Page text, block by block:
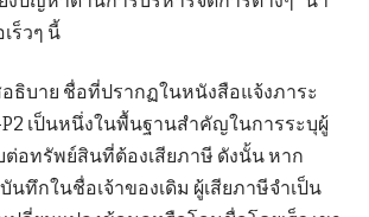
ร็วๆ นี้
ธิบาย ชื่อที่ปรากฏในหนังสือแจ้งภาระ
P2 เป็นหนึ่งในพื้นฐานสำคัญในการระบุผู้
อทรัพย์สินที่ต้องเสียภาษี ดังนั้น หาก
ทึกในชื่อเจ้าของเดิม ผู้เสียภาษีจำเป็น